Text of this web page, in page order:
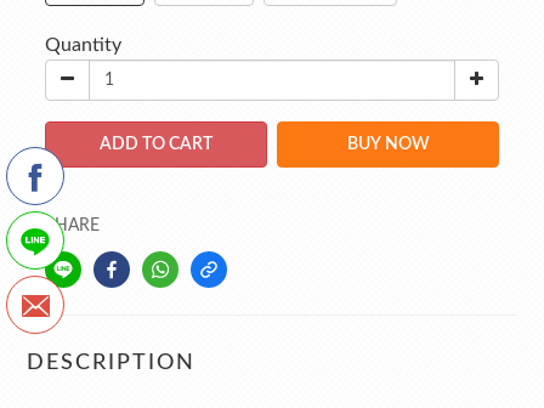
Quantity
ADD TO CART BUY NOW
SHARE
DESCRIPTION